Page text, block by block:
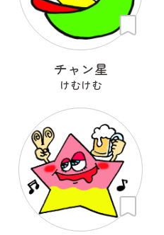
チャン星
けむけむ